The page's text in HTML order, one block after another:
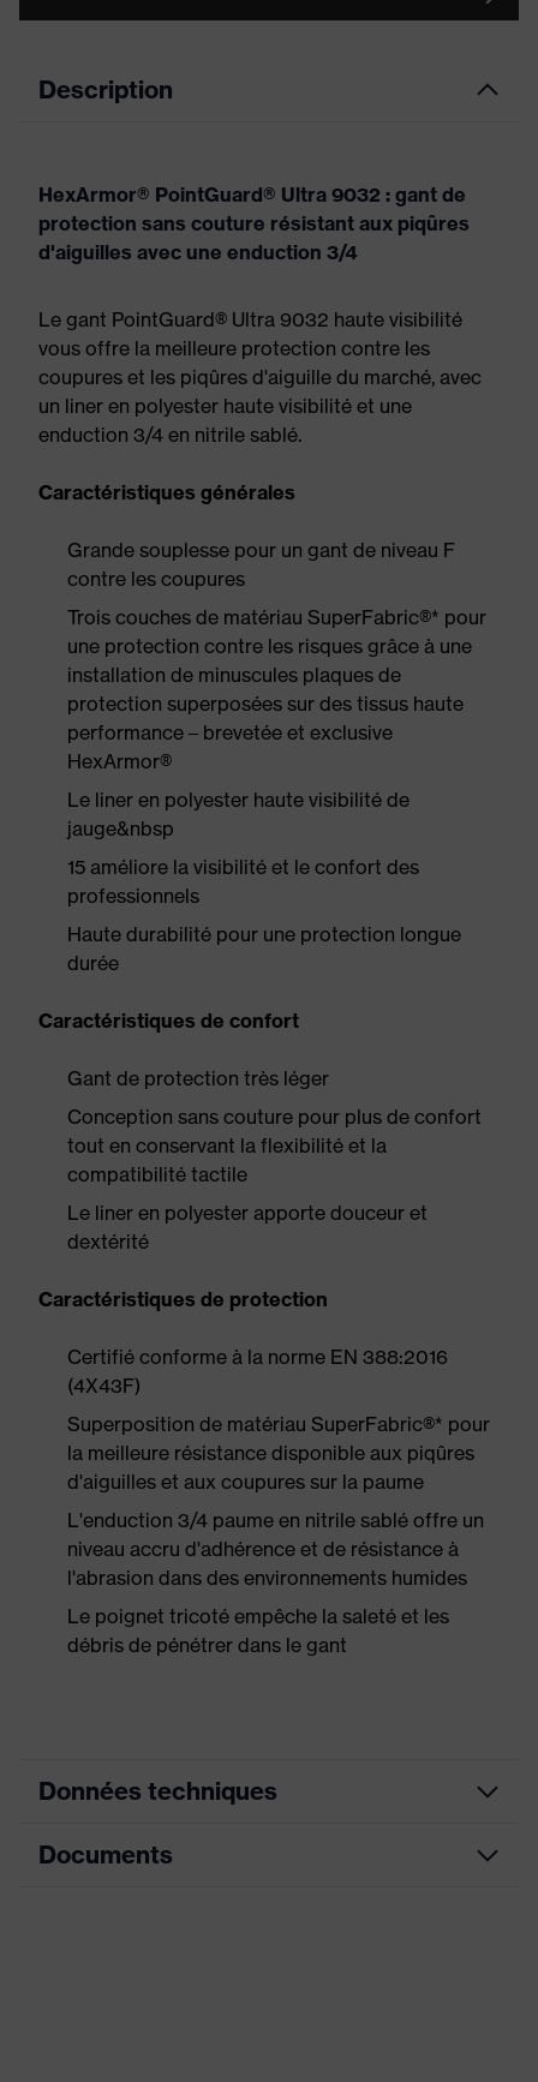
Description
HexArmor® PointGuard® Ultra 9032 : gant de
protection sans couture résistant aux piqûres
d'aiguilles avec une enduction 3/4
Le gant PointGuard® Ultra 9032 haute visibilité
vous offre la meilleure protection contre les
coupures et les piqûres d'aiguille du marché, avec
un liner en polyester haute visibilité et une
enduction 3/4 en nitrile sablé.
Caractéristiques générales
Grande souplesse pour un gant de niveau F
contre les coupures
Trois couches de matériau SuperFabric®* pour
une protection contre les risques grâce à une
installation de minuscules plaques de
protection superposées sur des tissus haute
performance – brevetée et exclusive
HexArmor®
Le liner en polyester haute visibilité de
jauge&nbsp
15 améliore la visibilité et le confort des
professionnels
Haute durabilité pour une protection longue
durée
Caractéristiques de confort
Gant de protection très léger
Conception sans couture pour plus de confort
tout en conservant la flexibilité et la
compatibilité tactile
Le liner en polyester apporte douceur et
dextérité
Caractéristiques de protection
Certifié conforme à la norme EN 388:2016
(4X43F)
Superposition de matériau SuperFabric®* pour
la meilleure résistance disponible aux piqûres
d'aiguilles et aux coupures sur la paume
L'enduction 3/4 paume en nitrile sablé offre un
niveau accru d'adhérence et de résistance à
l'abrasion dans des environnements humides
Le poignet tricoté empêche la saleté et les
débris de pénétrer dans le gant
Données techniques
couleur de
Documents